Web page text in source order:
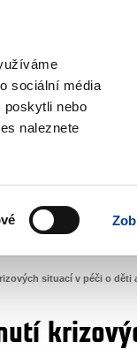
sociální média
poskytli nebo
naleznete
VNITŘNÍ VĚCI
situací v péči o